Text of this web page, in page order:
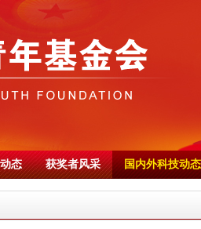
态 获奖者风采 国内外科技动态